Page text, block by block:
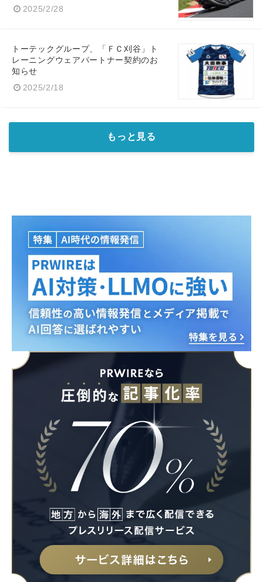
2025/2/28
トーテックグループ、「ＦＣ刈谷」ト
レーニングウェアパートナー契約のお
知らせ
2025/2/18
もっと見る